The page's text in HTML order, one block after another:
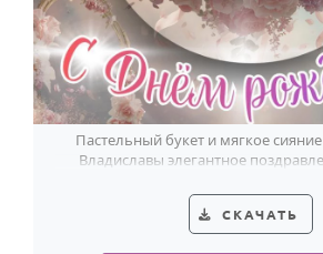
Пастельный букет и мягкое
Владиславы элегантное
СКАЧАТЬ